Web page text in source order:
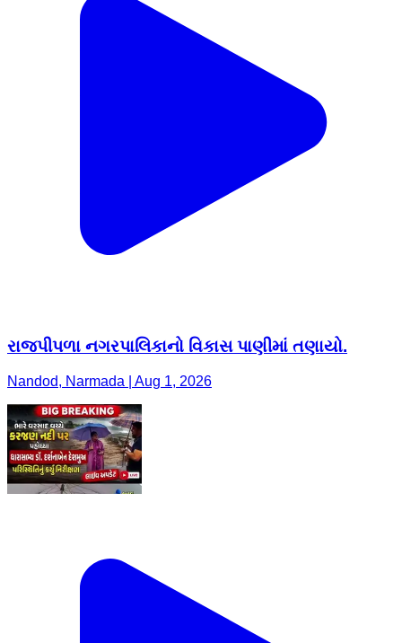
રાજપીપળા નગરપાલિકાનો વિકાસ પાણીમાં તણાયો.
Nandod, Narmada | Aug 1, 2026